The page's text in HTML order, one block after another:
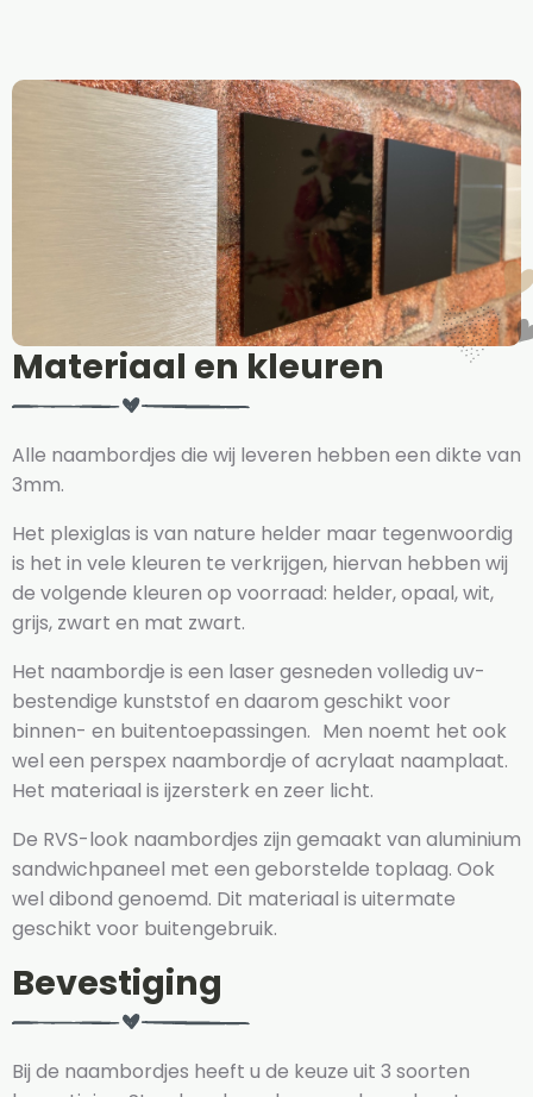
Materiaal en kleuren
Alle naambordjes die wij leveren hebben een dikte van
3mm.
Het plexiglas is van nature helder maar tegenwoordig
is het in vele kleuren te verkrijgen, hiervan hebben wij
de volgende kleuren op voorraad: helder, opaal, wit,
grijs, zwart en mat zwart.
Het naambordje is een laser gesneden volledig uv-
bestendige kunststof en daarom geschikt voor
binnen- en buitentoepassingen. Men noemt het ook
wel een perspex naambordje of acrylaat naamplaat.
Het materiaal is ijzersterk en zeer licht.
De RVS-look naambordjes zijn gemaakt van aluminium
sandwichpaneel met een geborstelde toplaag. Ook
wel dibond genoemd. Dit materiaal is uitermate
geschikt voor buitengebruik.
Bevestiging
Bij de naambordjes heeft u de keuze uit 3 soorten